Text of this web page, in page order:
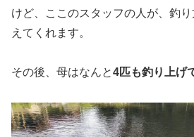
けど、ここのスタッフの人が、釣
えてくれます。
その後、母はなんと4匹も釣り上げ